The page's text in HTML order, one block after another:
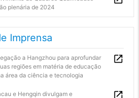
plenária de 2024
Imprensa
a Hangzhou para aprofundar
regiões em matéria de educação
área da ciência e tecnologia
e Hengqin divulgam e